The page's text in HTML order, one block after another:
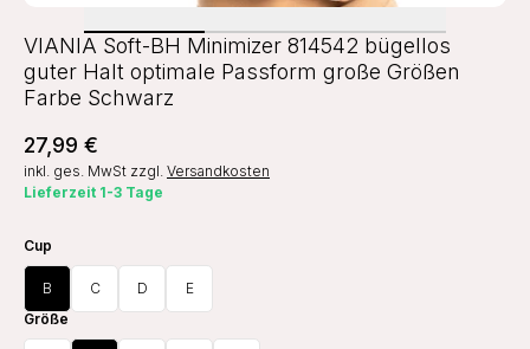
VIANIA Soft-BH Minimizer 814542 bügellos
guter Halt optimale Passform große Größen
Farbe Schwarz
27,99 €
inkl. ges. MwSt zzgl. Versandkosten
Lieferzeit 1-3 Tage
Cup
B C D
E
Größe